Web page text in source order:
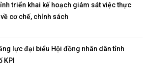
triển khai kế hoạch giám sát việc thực
cơ chế, chính sách
lực đại biểu Hội đồng nhân dân tỉnh
KPI